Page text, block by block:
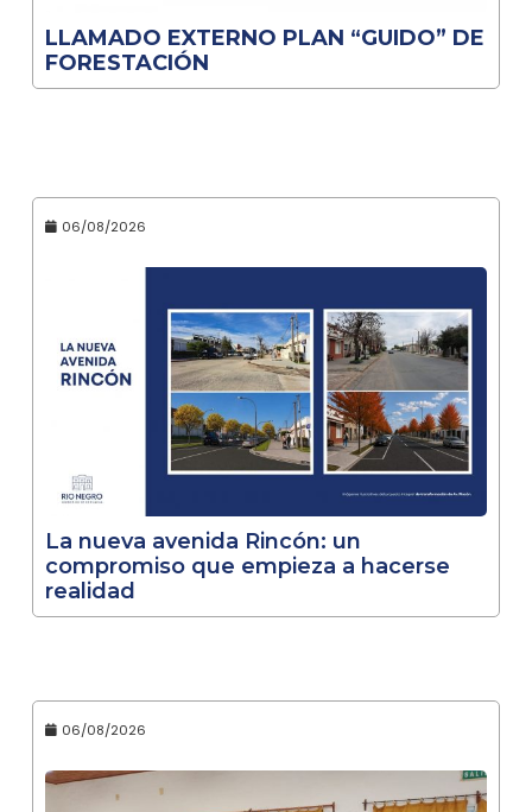
LLAMADO EXTERNO PLAN “GUIDO” DE
FORESTACIÓN
06/08/2026
La nueva avenida Rincón: un
compromiso que empieza a hacerse
realidad
06/08/2026